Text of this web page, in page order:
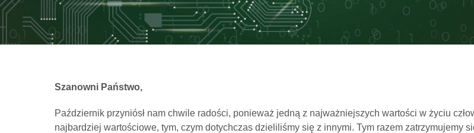
Szanowni Państwo,
Październik przyniósł nam chwile radości, ponieważ jedną z najważniejszych wartości w życiu
najbardziej wartościowe, tym, czym dotychczas dzieliliśmy się z innymi. Tym razem zatrzymujemy